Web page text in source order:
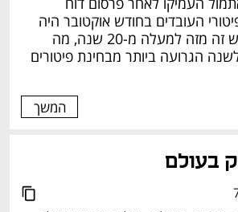
המשך
בעולם